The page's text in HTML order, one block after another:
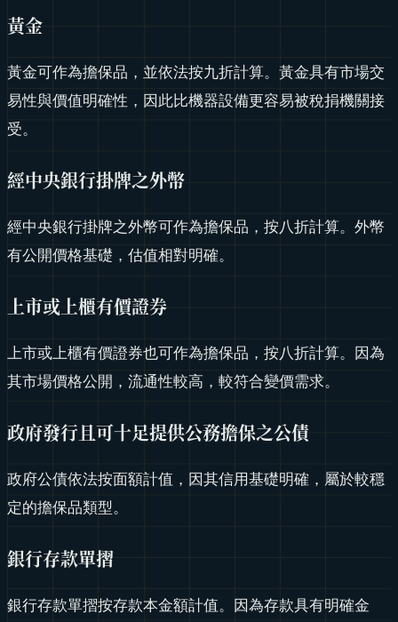
黃金
黃金可作為擔保品，並依法按九折計算。黃金具有市場交
易性與價值明確性，因此比機器設備更容易被稅捐機關接
受。
經中央銀行掛牌之外幣
經中央銀行掛牌之外幣可作為擔保品，按八折計算。外幣
有公開價格基礎，估值相對明確。
上市或上櫃有價證券
上市或上櫃有價證券也可作為擔保品，按八折計算。因為
其市場價格公開，流通性較高，較符合變價需求。
政府發行且可十足提供公務擔保之公債
政府公債依法按面額計值，因其信用基礎明確，屬於較穩
定的擔保品類型。
銀行存款單摺
銀行存款單摺按存款本金額計值。因為存款具有明確金